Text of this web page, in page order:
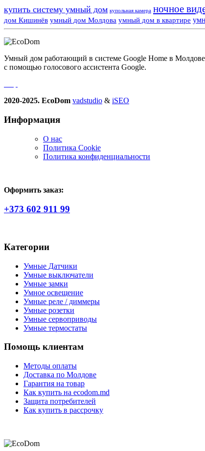
купить систему умный дом купольная камера ночное
дом Кишинёв умный дом Молдова умный дом в квартире
Умный дом работающий в системе Google Home в
с помощью голосового ассистента Google.
2020-2025. EcoDom vadstudio & iSEO
Информация
О нас
Политика Сookie
Политика конфиденциальности
Оформить заказ:
+373 602 911 99
Категории
Умные Датчики
Умные выключатели
Умные замки
Умное освещение
Умные реле / диммеры
Умные розетки
Умные сервоприводы
Умные термостаты
Помощь клиентам
Методы оплаты
Доставка по Молдове
Гарантия на товар
Как купить на ecodom.md
Защита потребителей
Как купить в рассрочку